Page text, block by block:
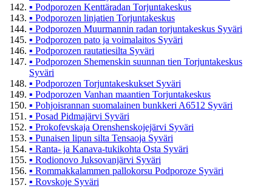
▪ Podporozen Kenttäradan Torjuntakeskus
▪ Podporozen linjatien Torjuntakeskus
▪ Podporozen Muurmannin radan torjuntakeskus Syväri
▪ Podporozen pato ja voimalaitos Syväri
▪ Podporozen rautatiesilta Syväri
▪ Podporozen Shemenskin suunnan tien Torjuntakeskus
Syväri
▪ Podporozen Torjuntakeskukset Syväri
▪ Podporozen Vanhan maantien Torjuntakeskus
▪ Pohjoisrannan suomalainen bunkkeri A6512 Syväri
▪ Posad Pidmajärvi Syväri
▪ Prokofevskaja Orenshenskojejärvi Syväri
▪ Punaisen lipun silta Tensaoja Syväri
▪ Ranta- ja Kanava-tukikohta Osta Syväri
▪ Rodionovo Juksovanjärvi Syväri
▪ Rommakkalammen pallokorsu Podporoze Syväri
▪ Rovskoje Syväri